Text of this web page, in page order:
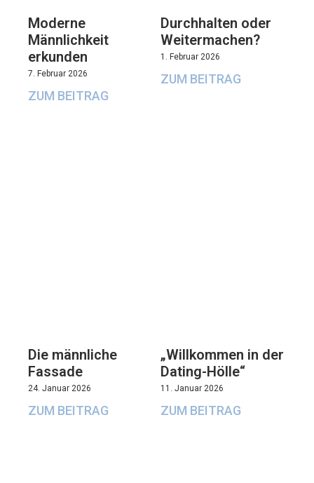
Moderne
Männlichkeit
erkunden
7. Februar 2026
ZUM BEITRAG
Durchhalten oder
Weitermachen?
1. Februar 2026
ZUM BEITRAG
Die männliche
Fassade
24. Januar 2026
ZUM BEITRAG
„Willkommen in der
Dating-Hölle“
11. Januar 2026
ZUM BEITRAG